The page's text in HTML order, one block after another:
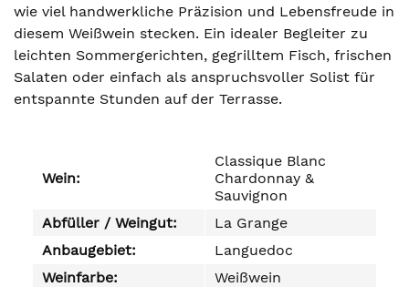
wie viel handwerkliche Präzision und Lebensfreude in
diesem Weißwein stecken. Ein idealer Begleiter zu
leichten Sommergerichten, gegrilltem Fisch, frischen
Salaten oder einfach als anspruchsvoller Solist für
entspannte Stunden auf der Terrasse.
Wein:
Classique Blanc
Chardonnay &
Sauvignon
Abfüller / Weingut:
La Grange
Anbaugebiet:
Languedoc
Weinfarbe:
Weißwein